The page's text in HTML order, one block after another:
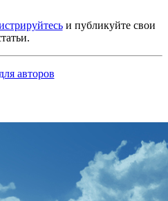
и публикуйте свои
авторов